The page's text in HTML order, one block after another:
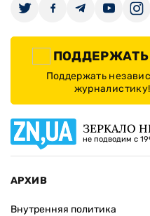
ПОДДЕРЖАТЬ
Поддержать
журналистику!
ЗЕРКАЛО
не подводим с
АРХИВ
Внутренняя политика